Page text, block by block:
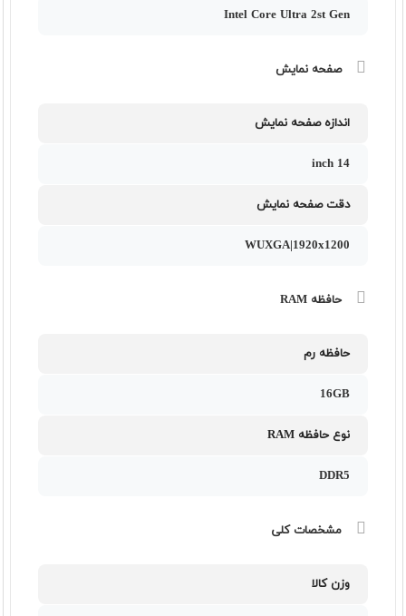
Intel Core Ultra 2st Gen
صفحه نمایش
اندازه صفحه نمایش
14 inch
دقت صفحه نمایش
WUXGA|1920x1200
حافظه RAM
حافظه رم
16GB
نوع حافظه RAM
DDR5
مشخصات کلی
وزن کالا